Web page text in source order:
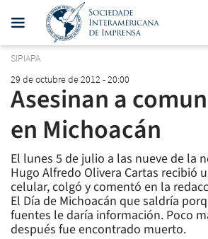
SIPIAPA
29 de octubre de 2012 - 20:00
Asesinan a
en Michoacán
El lunes 5 de julio a las nueve de la
Hugo Alfredo Olivera Cartas recibió
celular, colgó y comentó en la
El Día de Michoacán que saldría
fuentes le daría información. Poco
después fue encontrado muerto.